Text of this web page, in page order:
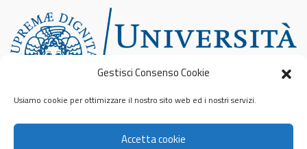
Gestisci Consenso Cookie
Usiamo cookie per ottimizzare il nostro sito web ed i nostri servizi.
Accetta cookie
Privacy & Cookies: This site uses cookies. By continuing to use this